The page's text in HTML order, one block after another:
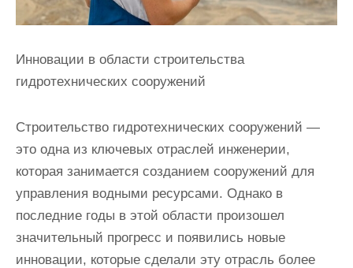
Инновации в области строительства
гидротехнических сооружений
Строительство гидротехнических сооружений —
это одна из ключевых отраслей инженерии,
которая занимается созданием сооружений для
управления водными ресурсами. Однако в
последние годы в этой области произошел
значительный прогресс и появились новые
инновации, которые сделали эту отрасль более